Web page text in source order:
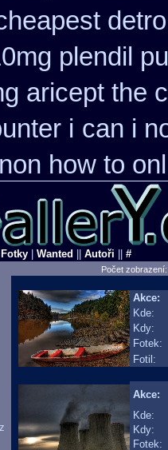
plendil
aricept the
i can i
how to
Fotky Wanted Autoři #
Počet
Akce:
Kde:
Kdy:
Fotek:
Fotil:
Akce:
Kde:
Kdy:
Fotek: